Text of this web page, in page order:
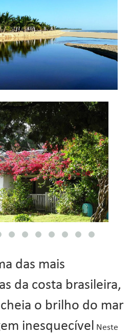
das mais
da costa brasileira,
o brilho do mar
inesquecível
Neste